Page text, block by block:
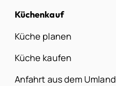
Küchenkauf
Küche planen
Küche kaufen
Anfahrt aus dem Umland